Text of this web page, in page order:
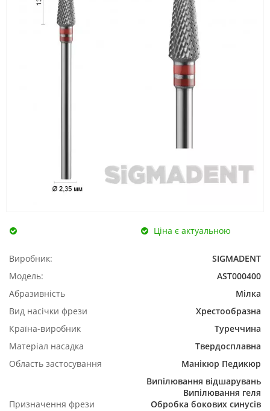
Ціна є актуальною
Виробник:
SIGMADENT
Модель:
AST000400
Абразивність
Мілка
Вид насічки фрези
Хрестообразна
Країна-виробник
Туреччина
Матеріал насадка
Твердосплавна
Область застосування
Манікюр Педикюр
Призначення фрези
Випілювання відшарувань
Випілювання геля
Обробка бокових синусів